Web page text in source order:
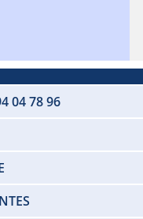
04 78 96